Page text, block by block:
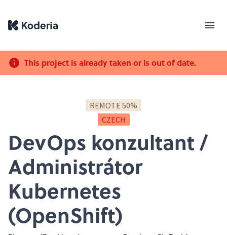
This project is already taken or is out of date.
REMOTE 50%
CZECH
DevOps konzultant /
Administrátor
Kubernetes
(OpenShift)